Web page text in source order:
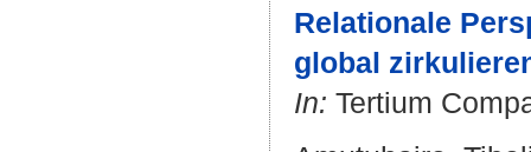
Relationale
global
In: Tertium